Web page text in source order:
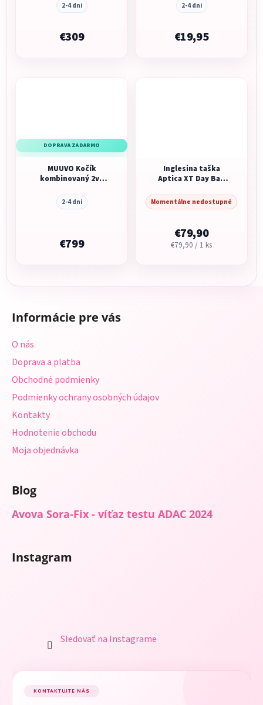
2-4 dni
€309
2-4 dni
€19,95
DOPRAVA ZADARMO
MUUVO Kočík
kombinovaný 2v1
2-4 dni
€799
Inglesina taška
Aptica XT Day Bag
Momentálne nedostupné
€79,90
Jednotková
€79,90 / 1 ks
Informácie pre vás
O nás
Doprava a platba
Obchodné podmienky
Podmienky ochrany osobných údajov
Kontakty
Hodnotenie obchodu
Moja objednávka
Blog
Avova Sora-Fix - víťaz testu ADAC 2024
Instagram
Sledovať na Instagrame
KONTAKTUJTE NÁS